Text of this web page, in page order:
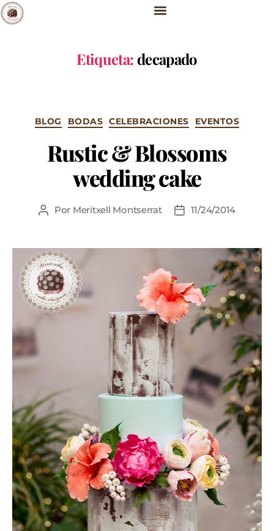
Etiqueta: decapado
BLOG BODAS CELEBRACIONES EVENTOS
Rustic & Blossoms
wedding cake
Por Meritxell Montserrat 11/24/2014